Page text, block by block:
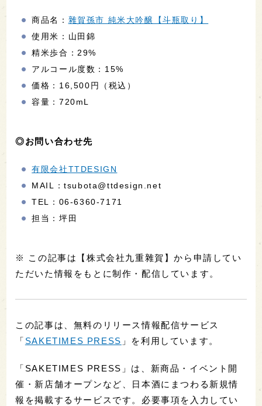
商品名： 雜賀孫市 純米大吟醸【斗瓶取り】
使用米：山田錦
精米歩合：29%
アルコール度数：15%
価格：16,500円（税込）
容量：720mL
◎お問い合わせ先
有限会社TTDESIGN
MAIL：tsubota@ttdesign.net
TEL：06-6360-7171
担当：坪田
※ この記事は【株式会社九重雜賀】から申請してい
ただいた情報をもとに制作・配信しています。
この記事は、無料のリリース情報配信サービス
「 SAKETIMES PRESS 」を利用しています。
「SAKETIMES PRESS」は、新商品・イベント開
催・新店舗オープンなど、日本酒にまつわる新規情
報を掲載するサービスです。必要事項を入力してい